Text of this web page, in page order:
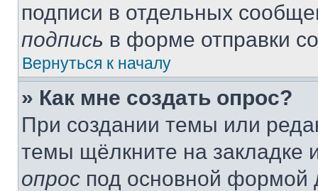
подписи в отдельных
подпись в форме отправки
Вернуться к началу
» Как мне создать опрос?
При создании темы или
темы щёлкните на
опрос под основной формой